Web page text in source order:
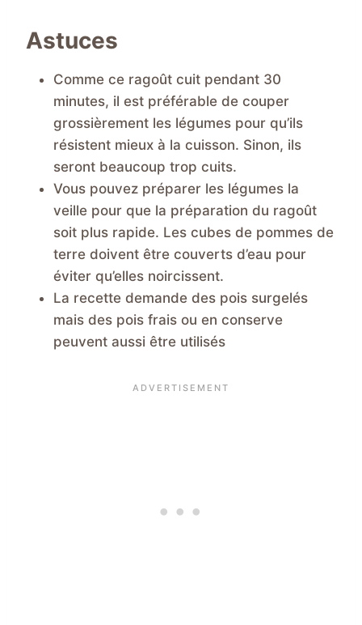
Astuces
Comme ce ragoût cuit pendant 30
minutes, il est préférable de couper
grossièrement les légumes pour qu’ils
résistent mieux à la cuisson. Sinon, ils
seront beaucoup trop cuits.
Vous pouvez préparer les légumes la
veille pour que la préparation du ragoût
soit plus rapide. Les cubes de pommes de
terre doivent être couverts d’eau pour
éviter qu’elles noircissent.
La recette demande des pois surgelés
mais des pois frais ou en conserve
peuvent aussi être utilisés